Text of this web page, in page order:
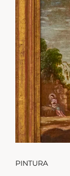
PINTURA